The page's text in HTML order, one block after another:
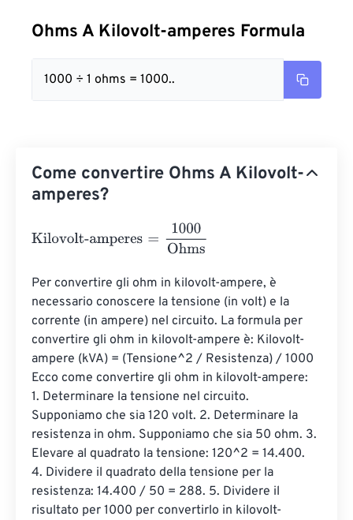
Ohms A Kilovolt-amperes Formula
1000 ÷ 1 ohms = 1000..
Come convertire Ohms A Kilovolt-
amperes?
Kilovolt-amperes Ohms
Per convertire gli ohm in kilovolt-ampere, è
necessario conoscere la tensione (in volt) e la
corrente (in ampere) nel circuito. La formula per
convertire gli ohm in kilovolt-ampere è: Kilovolt-
ampere (kVA) = (Tensione^2 / Resistenza) / 1000
Ecco come convertire gli ohm in kilovolt-ampere:
1. Determinare la tensione nel circuito.
Supponiamo che sia 120 volt. 2. Determinare la
resistenza in ohm. Supponiamo che sia 50 ohm. 3.
Elevare al quadrato la tensione: 120^2 = 14.400.
4. Dividere il quadrato della tensione per la
resistenza: 14.400 / 50 = 288. 5. Dividere il
risultato per 1000 per convertirlo in kilovolt-